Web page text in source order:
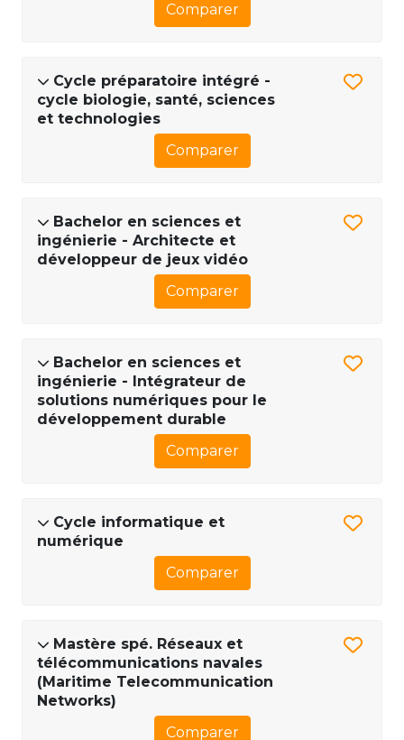
Comparer
Cycle préparatoire intégré -
cycle biologie, santé, sciences
et technologies
Comparer
Bachelor en sciences et
ingénierie - Architecte et
développeur de jeux vidéo
Comparer
Bachelor en sciences et
ingénierie - Intégrateur de
solutions numériques pour le
développement durable
Comparer
Cycle informatique et
numérique
Comparer
Mastère spé. Réseaux et
télécommunications navales
(Maritime Telecommunication
Networks)
Comparer